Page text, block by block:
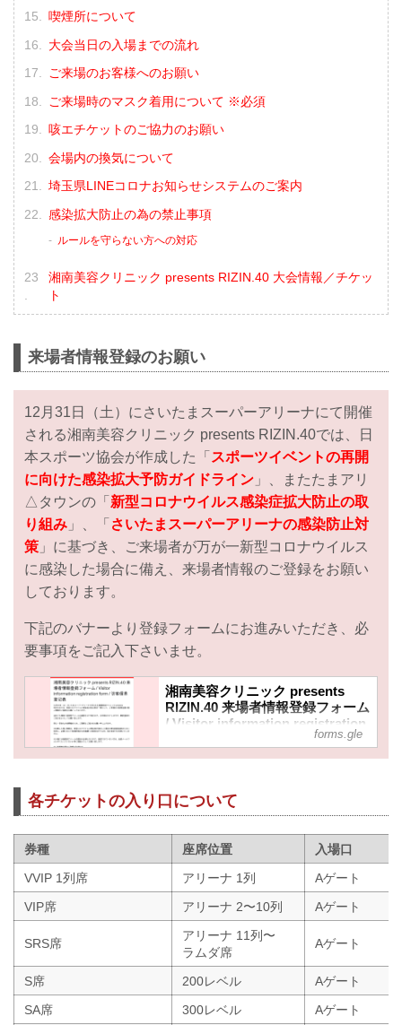
喫煙所について
大会当日の入場までの流れ
ご来場のお客様へのお願い
ご来場時のマスク着用について ※必須
咳エチケットのご協力のお願い
会場内の換気について
埼玉県LINEコロナお知らせシステムのご案内
感染拡大防止の為の禁止事項
ルールを守らない方への対応
湘南美容クリニック presents RIZIN.40 大会情報／チケッ
ト
来場者情報登録のお願い
12月31日（土）にさいたまスーパーアリーナにて開催
される湘南美容クリニック presents RIZIN.40では、日
本スポーツ協会が作成した「 スポーツイベントの再開
に向けた感染拡大予防ガイドライン 」、またたまアリ
△タウンの「 新型コロナウイルス感染症拡大防止の取
り組み 」、「 さいたまスーパーアリーナの感染防止対
策 」に基づき、ご来場者が万が一新型コロナウイルス
に感染した場合に備え、来場者情報のご登録をお願い
しております。
下記のバナーより登録フォームにお進みいただき、必
要事項をご記入下さいませ。
湘南美容クリニック presents
RIZIN.40 来場者情報登録フォーム
/ Visitor information registration
12月31日（土）さいたまスーパーアリ
presents RIZIN.40では、新型コロナウ
イルス感染拡大防止策の一環として、
ご来場のお客様全員の個人情報のご登
録をお願いしております。
当日ご入場時に登録完了メールを確認
させて頂きます。お手数おかけします
が、事前登録のご協力をよろしくお願
い致します。
安心・安全な大会開催のため、ご理解
とご協力をお願い申し上げます。
※収集した個人情報は、新型コロナウ
イルス感染者が発生した場合の感染経
forms.gle
各チケットの入り口について
券種 座席位置
入場口
VVIP 1列席
アリーナ 1列
Aゲート
VIP席
アリーナ 2〜10列 Aゲート
SRS席
アリーナ 11列〜
ラムダ席
Aゲート
S席 200レベル
Aゲート
SA席
300レベル
Aゲート